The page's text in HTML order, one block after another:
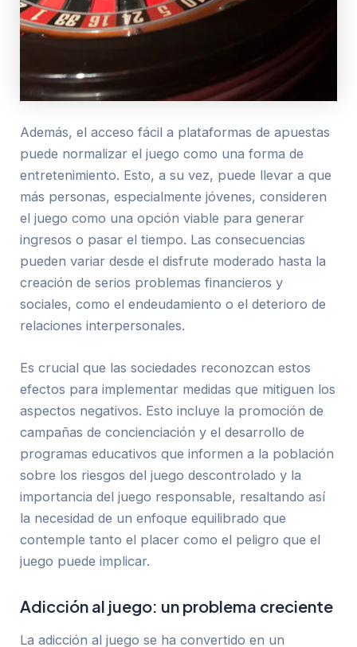
Además, el acceso fácil a plataformas de apuestas
puede normalizar el juego como una forma de
entretenimiento. Esto, a su vez, puede llevar a que
más personas, especialmente jóvenes, consideren
el juego como una opción viable para generar
ingresos o pasar el tiempo. Las consecuencias
pueden variar desde el disfrute moderado hasta la
creación de serios problemas financieros y
sociales, como el endeudamiento o el deterioro de
relaciones interpersonales.
Es crucial que las sociedades reconozcan estos
efectos para implementar medidas que mitiguen los
aspectos negativos. Esto incluye la promoción de
campañas de concienciación y el desarrollo de
programas educativos que informen a la población
sobre los riesgos del juego descontrolado y la
importancia del juego responsable, resaltando así
la necesidad de un enfoque equilibrado que
contemple tanto el placer como el peligro que el
juego puede implicar.
Adicción al juego: un problema creciente
La adicción al juego se ha convertido en un